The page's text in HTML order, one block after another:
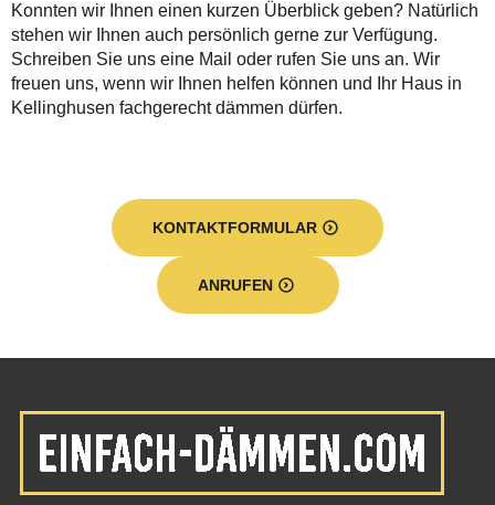
Konnten wir Ihnen einen kurzen Überblick geben? Natürlich
stehen wir Ihnen auch persönlich gerne zur Verfügung.
Schreiben Sie uns eine Mail oder rufen Sie uns an. Wir
freuen uns, wenn wir Ihnen helfen können und Ihr Haus in
Kellinghusen fachgerecht dämmen dürfen.
KONTAKTFORMULAR
ANRUFEN